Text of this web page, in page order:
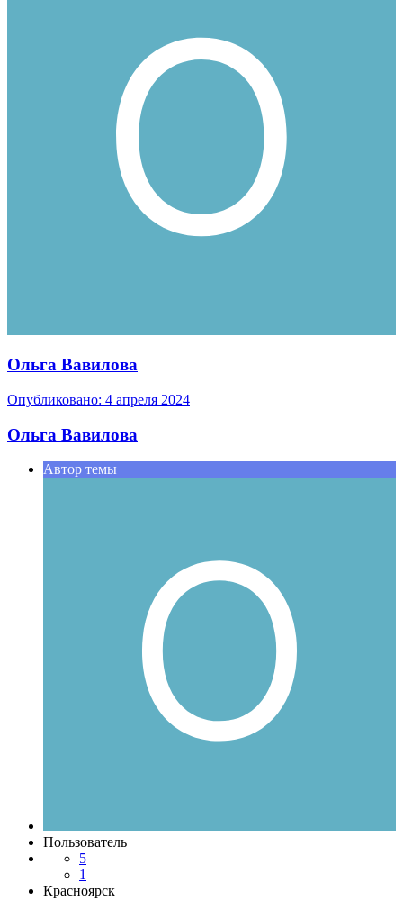
Ольга Вавилова
Опубликовано: 4 апреля 2024
Ольга Вавилова
Автор темы
Пользователь
5
1
Красноярск